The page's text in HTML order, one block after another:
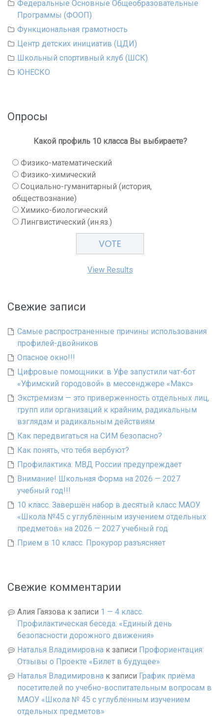
Федеральные Основные Общеобразовательные
Программы (ФООП)
Функциональная грамотность
Центр детских инициатив (ЦДИ)
Школьный спортивный клуб (ШСК)
ЮНЕСКО
Опросы
Какой профиль 10 класса Вы выбираете?
Физико-математический
Физико-химический
Социально-гуманитарный (история,
обществознание)
Химико-биологический
Лингвистический (ин.яз.)
View Results
Свежие записи
Самые распространенные причины использования
профилей-двойников
Опасное окно!!!
Цифровые помощники: в Уфе запустили чат-бот
«Уфимский городовой» в мессенджере «Макс»
Экстремизм — это приверженность отдельных лиц,
групп или организаций к крайним, радикальным
взглядам и радикальным действиям
Как передвигаться на СИМ безопасно?
Как понять, что тебя вербуют?
Профилактика: МВД России предупреждает
Внимание! Школьная Форма на 2026 — 2027
учебный год!!!
10 класс. Завершён набор в десятый класс МАОУ
«Школа №45 с углублённым изучением отдельных
предметов» на 2026 — 2027 учебный год
Прием в 10 класс. Прокурор разъясняет
Свежие комментарии
Алия Гаязова к записи 1 — 4 класс.
Профилактическая беседа: «Единый день
безопасности дорожного движения»
Наталья Владимировна к записи Профориентация:
Отзывы о Проекте «Билет в будущее»
Наталья Владимировна к записи График приёма
посетителей по учебно-воспитательным вопросам в
МАОУ «Школа № 45 с углублённым изучением
отдельных предметов»